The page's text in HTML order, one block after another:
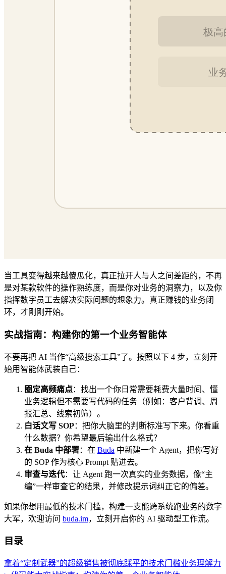
当工具变得越来越傻瓜化，真正拉开人与人之间差距的，不再
是对某款软件的操作熟练度，而是你对业务的洞察力，以及你
指挥数字员工去解决实际问题的想象力。真正赚钱的业务闭
环，才刚刚开始。
实战指南：构建你的第一个业务智能体
不要再把 AI 当作“高级搜索工具”了。按照以下 4 步，立刻开
始用智能体武装自己：
圈定高频痛点：找出一个你日常需要耗费大量时间、懂
业务逻辑但不需要写代码的任务（例如：客户背调、周
报汇总、线索初筛）。
白话文写 SOP：把你大脑里的判断标准写下来。你看重
什么数据？你希望最后输出什么格式？
在 Buda 中部署：在 Buda 中新建一个 Agent，把你写好
的 SOP 作为核心 Prompt 贴进去。
审查与迭代：让 Agent 跑一次真实的业务数据，像“主
编”一样审查它的结果，并修改提示词纠正它的偏差。
如果你想用最低的技术门槛，构建一支能跨系统跑业务的数字
大军，欢迎访问 buda.im，立刻开启你的 AI 驱动型工作流。
目录
拿着“定制武器”的超级销售被彻底踩平的技术门槛业务理解力